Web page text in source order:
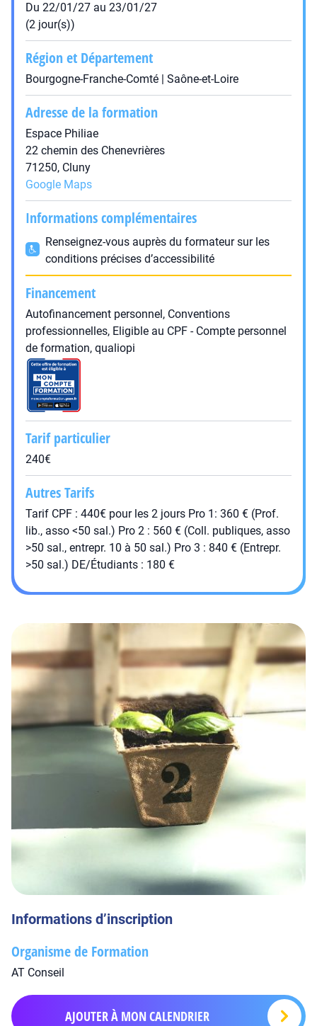
Du 22/01/27 au 23/01/27
(2 jour(s))
Région et Département
Bourgogne-Franche-Comté | Saône-et-Loire
Adresse de la formation
Espace Philiae
22 chemin des Chenevrières
71250, Cluny
Google Maps
Informations complémentaires
Renseignez-vous auprès du formateur sur les
conditions précises d’accessibilité
Financement
Autofinancement personnel, Conventions
professionnelles, Eligible au CPF - Compte personnel
de formation, qualiopi
Tarif particulier
240€
Autres Tarifs
Tarif CPF : 440€ pour les 2 jours Pro 1: 360 € (Prof.
lib., asso <50 sal.) Pro 2 : 560 € (Coll. publiques, asso
>50 sal., entrepr. 10 à 50 sal.) Pro 3 : 840 € (Entrepr.
>50 sal.) DE/Étudiants : 180 €
Informations d’inscription
Organisme de Formation
AT Conseil
AJOUTER À MON CALENDRIER